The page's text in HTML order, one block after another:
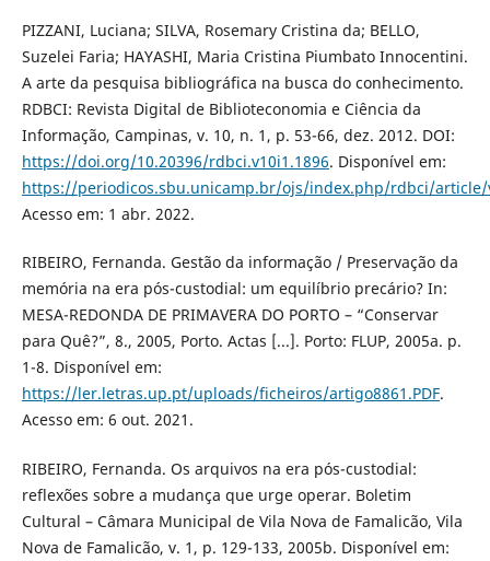
PIZZANI, Luciana; SILVA, Rosemary Cristina da; BELLO,
Suzelei Faria; HAYASHI, Maria Cristina Piumbato Innocentini.
A arte da pesquisa bibliográfica na busca do conhecimento.
RDBCI: Revista Digital de Biblioteconomia e Ciência da
Informação, Campinas, v. 10, n. 1, p. 53-66, dez. 2012. DOI:
https://doi.org/10.20396/rdbci.v10i1.1896. Disponível em:
https://periodicos.sbu.unicamp.br/ojs/index.php/rdbci/article/
Acesso em: 1 abr. 2022.
RIBEIRO, Fernanda. Gestão da informação / Preservação da
memória na era pós-custodial: um equilíbrio precário? In:
MESA-REDONDA DE PRIMAVERA DO PORTO – “Conservar
para Quê?”, 8., 2005, Porto. Actas [...]. Porto: FLUP, 2005a. p.
1-8. Disponível em:
https://ler.letras.up.pt/uploads/ficheiros/artigo8861.PDF.
Acesso em: 6 out. 2021.
RIBEIRO, Fernanda. Os arquivos na era pós-custodial:
reflexões sobre a mudança que urge operar. Boletim
Cultural – Câmara Municipal de Vila Nova de Famalicão, Vila
Nova de Famalicão, v. 1, p. 129-133, 2005b. Disponível em: